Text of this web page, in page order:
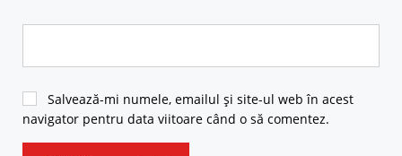
Salvează-mi numele, emailul și site-ul web în acest
navigator pentru data viitoare când o să comentez.